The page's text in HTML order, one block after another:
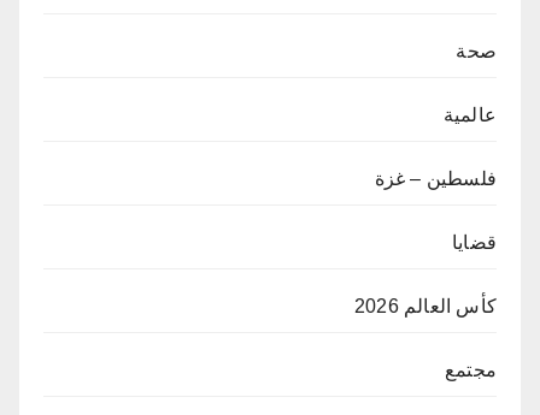
صحة
عالمية
فلسطين – غزة
قضايا
كأس العالم 2026
مجتمع